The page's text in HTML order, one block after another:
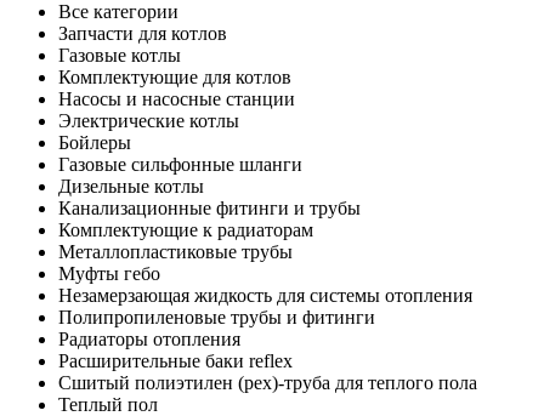
Все категории
Запчасти для котлов
Газовые котлы
Комплектующие для котлов
Насосы и насосные станции
Электрические котлы
Бойлеры
Газовые сильфонные шланги
Дизельные котлы
Канализационные фитинги и трубы
Комплектующие к радиаторам
Металлопластиковые трубы
Муфты гебо
Незамерзающая жидкость для системы отопления
Полипропиленовые трубы и фитинги
Радиаторы отопления
Расширительные баки reflex
Сшитый полиэтилен (pex)-труба для теплого пола
Теплый пол